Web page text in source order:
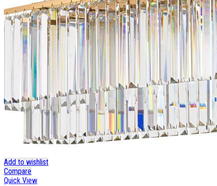
Add to wishlist
Compare
Quick View